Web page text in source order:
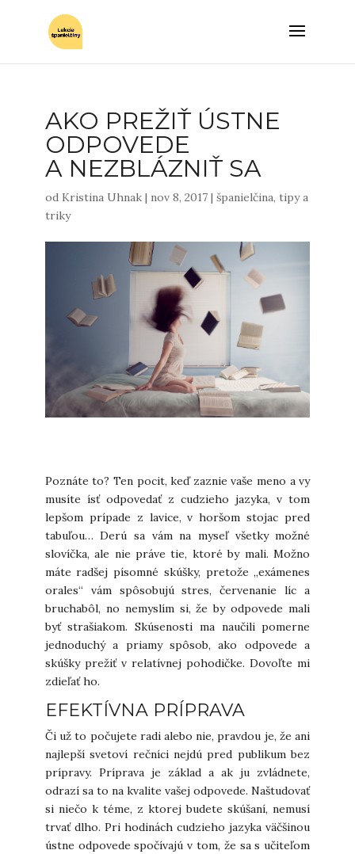
AKO PREŽIŤ ÚSTNE
ODPOVEDE
A NEZBLÁZNIŤ SA
od Kristina Uhnak| nov 8, 2017| španielčina, tipy a
triky
Poznáte to? Ten pocit, keď zaznie vaše meno a vy
musíte ísť odpovedať z cudzieho jazyka, v tom
lepšom prípade z lavice, v horšom stojac pred
tabuľou… Derú sa vám na myseľ všetky možné
slovíčka, ale nie práve tie, ktoré by mali. Možno
máte radšej písomné skúšky, pretože „exámenes
orales“ vám spôsobujú stres, červenanie líc a
bruchabôl, no nemyslím si, že by odpovede mali
byť strašiakom. Skúsenosti ma naučili pomerne
jednoduchý a priamy spôsob, ako odpovede a
skúšky prežiť v relatívnej pohodičke. Dovoľte mi
zdieľať ho.
EFEKTÍVNA PRÍPRAVA
Či už to počujete radi alebo nie, pravdou je, že ani
najlepší svetoví rečníci nejdú pred publikum bez
prípravy. Príprava je základ a ak ju zvládnete,
odrazí sa to na kvalite vašej odpovede. Naštudovať
si niečo k téme, z ktorej budete skúšaní, nemusí
trvať dlho. Pri hodinách cudzieho jazyka väčšinou
ústne odpovede spočívajú v tom, že sa s učiteľom